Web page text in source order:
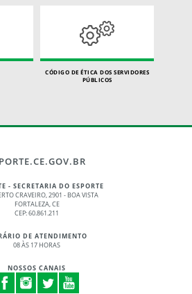
CÓDIGO DE ÉTICA DOS SERVIDORES
PÚBLICOS
- SECRETARIA DO ESPORTE
CRAVEIRO, 2901 - BOA VISTA
FORTALEZA, CE
CEP: 60.861.211
DE ATENDIMENTO
08 ÀS 17 HORAS
NOSSOS CANAIS